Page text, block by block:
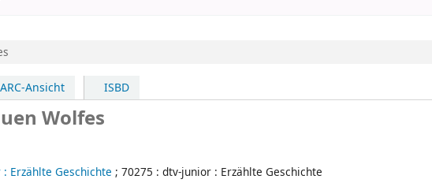
Ansicht ISBD
Wolfes
Erzählte Geschichte ; 70275 : dtv-junior : Erzählte Geschichte